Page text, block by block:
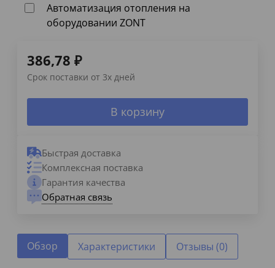
Автоматизация отопления на
оборудовании ZONT
386,78 ₽
Срок поставки от 3х дней
В корзину
Быстрая доставка
Комплексная поставка
Гарантия качества
Обратная связь
Обзор Характеристики Отзывы (0)